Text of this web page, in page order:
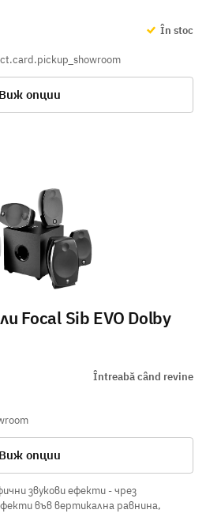
În stoc
Виж опции
Focal Sib EVO Dolby
Întreabă când revine
Виж опции
звукови ефекти - чрез
във вертикална равнина,